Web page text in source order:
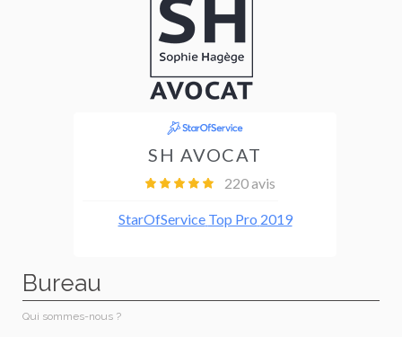
Bureau
Qui sommes-nous ?